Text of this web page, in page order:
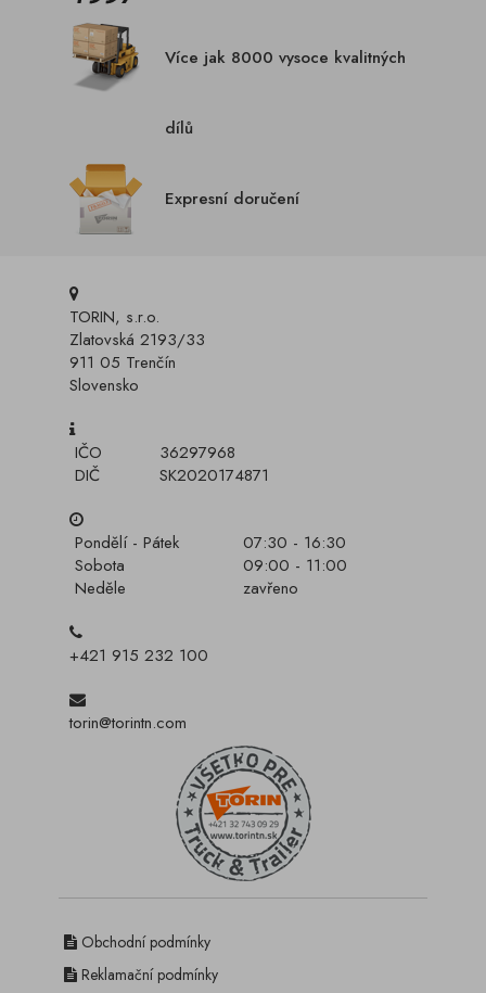
Více jak 8000 vysoce kvalitných
dílů
Expresní doručení
TORIN, s.r.o.
Zlatovská 2193/33
911 05 Trenčín
Slovensko
IČO
36297968
DIČ
SK2020174871
Pondělí - Pátek
07:30 - 16:30
Sobota
09:00 - 11:00
Neděle
zavřeno
+421 915 232 100
torin@torintn.com
Obchodní podmínky
Reklamační podmínky